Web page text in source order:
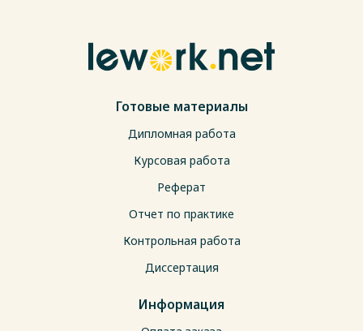
Готовые материалы
Дипломная работа
Курсовая работа
Реферат
Отчет по практике
Контрольная работа
Диссертация
Информация